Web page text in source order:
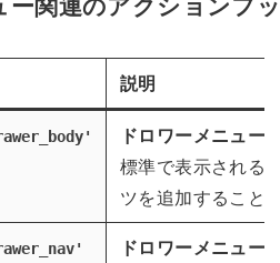
説明
ドロワーメニュー
標準で表示される
ツを追加すること
ドロワーメニュー